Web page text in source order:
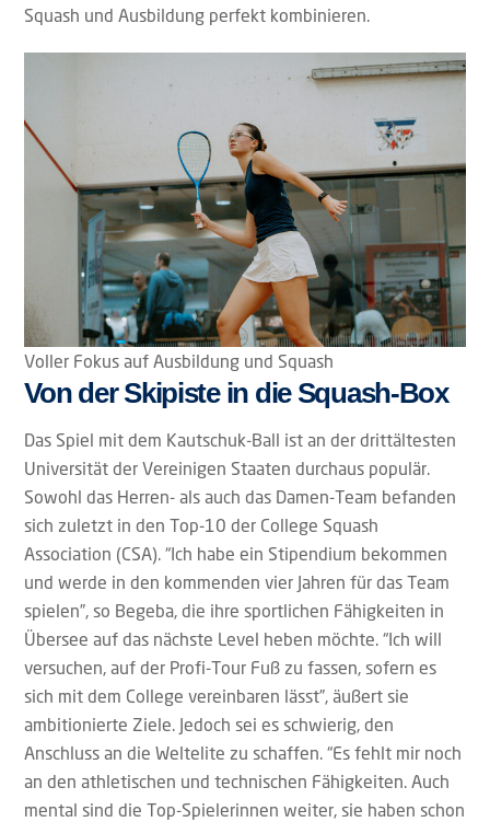
Squash und Ausbildung perfekt kombinieren.
Voller Fokus auf Ausbildung und Squash
Von der Skipiste in die Squash-Box
Das Spiel mit dem Kautschuk-Ball ist an der drittältesten
Universität der Vereinigen Staaten durchaus populär.
Sowohl das Herren- als auch das Damen-Team befanden
sich zuletzt in den Top-10 der College Squash
Association (CSA). “Ich habe ein Stipendium bekommen
und werde in den kommenden vier Jahren für das Team
spielen”, so Begeba, die ihre sportlichen Fähigkeiten in
Übersee auf das nächste Level heben möchte. “Ich will
versuchen, auf der Profi-Tour Fuß zu fassen, sofern es
sich mit dem College vereinbaren lässt”, äußert sie
ambitionierte Ziele. Jedoch sei es schwierig, den
Anschluss an die Weltelite zu schaffen. “Es fehlt mir noch
an den athletischen und technischen Fähigkeiten. Auch
mental sind die Top-Spielerinnen weiter, sie haben schon